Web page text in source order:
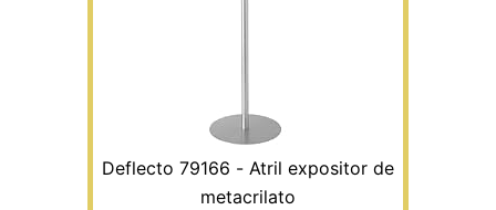
Deflecto 79166 - Atril expositor de
metacrilato